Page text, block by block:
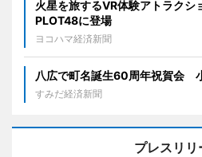
火星を旅するVR体験アトラク
PLOT48に登場
ヨコハマ経済新聞
八広で町名誕生60周年祝賀会
すみだ経済新聞
プレスリリ